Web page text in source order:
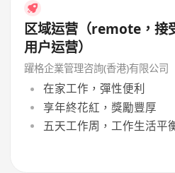
区域运营（remote，接
用户运营）
躍格企業管理咨詢(香港)有限公司
在家工作，彈性便利
享年終花紅，獎勵豐厚
五天工作周，工作生活平